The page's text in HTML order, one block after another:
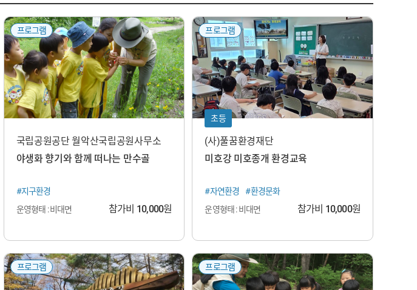
프로그램
국립공원공단 월악산국립공원사무소
야생화 향기와 함께 떠나는 만수골
#지구환경
운영형태 : 비대면
참가비 10,000원
프로그램
초등
(사)풀꿈환경재단
미호강 미호종개 환경교육
#자연환경
#환경문화
운영형태 : 비대면
참가비 10,000원
프로그램 프로그램